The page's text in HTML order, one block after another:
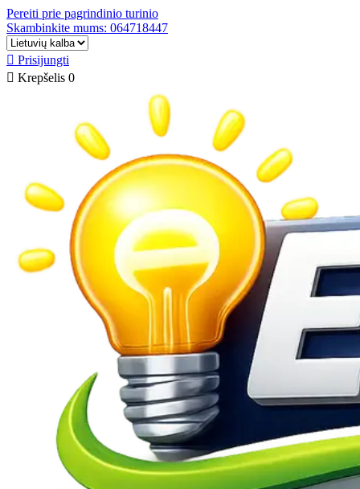
Pereiti prie pagrindinio turinio
Skambinkite mums: 064718447
 Prisijungti
 Krepšelis 0